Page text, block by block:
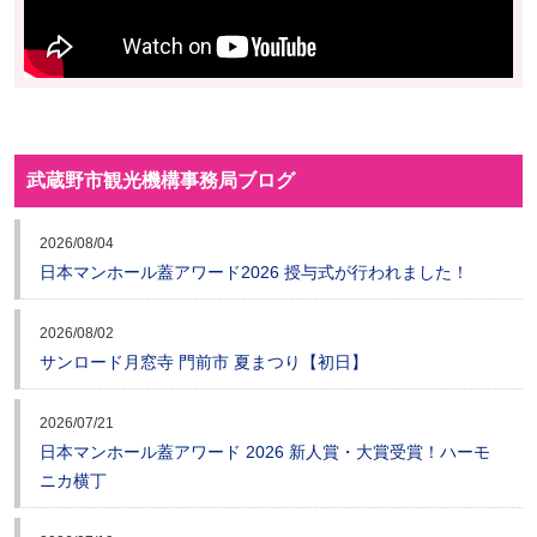
武蔵野市観光機構事務局ブログ
2026/08/04
日本マンホール蓋アワード2026 授与式が行われました！
2026/08/02
サンロード月窓寺 門前市 夏まつり【初日】
2026/07/21
日本マンホール蓋アワード 2026 新人賞・大賞受賞！ハーモ
ニカ横丁